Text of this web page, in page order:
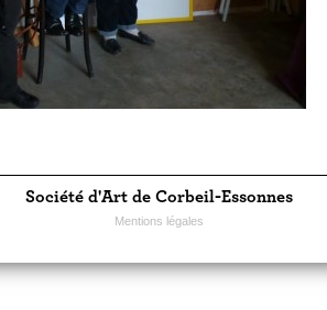
Société d'Art de Corbeil-Essonnes
Mentions légales